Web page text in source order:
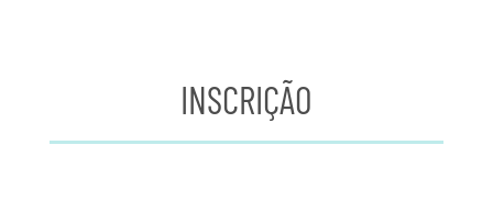
INSCRIÇÃO